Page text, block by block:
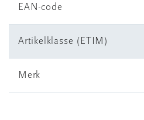
EAN-code
Artikelklasse (ETIM)
Merk